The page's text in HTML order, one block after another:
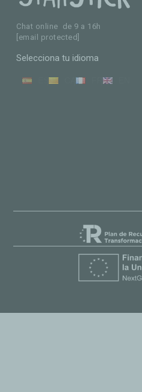
Chat online de 9 a 16h
[email protected]
Selecciona tu idioma
ES CA FR